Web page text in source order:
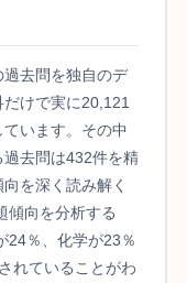
去問を独自のデ
けで実に20,121
います。その中
去問は432件を精
を深く読み解く
傾向を分析する
24％、化学が23％
れていることがわ